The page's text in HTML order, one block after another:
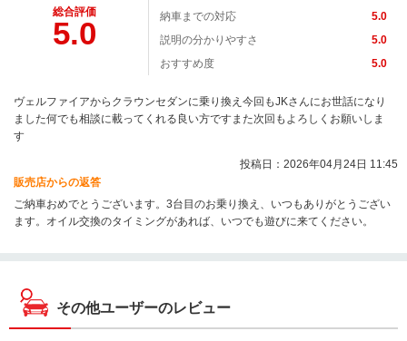
総合評価
5.0
納車までの対応
5.0
説明の分かりやすさ
5.0
おすすめ度
5.0
ヴェルファイアからクラウンセダンに乗り換え今回もJKさんにお世話になり
ました何でも相談に載ってくれる良い方ですまた次回もよろしくお願いしま
す
投稿日：2026年04月24日 11:45
販売店からの返答
ご納車おめでとうございます。3台目のお乗り換え、いつもありがとうござい
ます。オイル交換のタイミングがあれば、いつでも遊びに来てください。
その他ユーザーのレビュー